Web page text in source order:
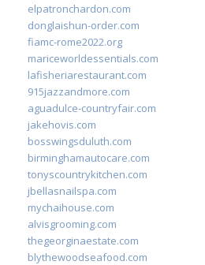
elpatronchardon.com
donglaishun-order.com
fiamc-rome2022.org
mariceworldessentials.com
lafisheriarestaurant.com
915jazzandmore.com
aguadulce-countryfair.com
jakehovis.com
bosswingsduluth.com
birminghamautocare.com
tonyscountrykitchen.com
jbellasnailspa.com
mychaihouse.com
alvisgrooming.com
thegeorginaestate.com
blythewoodseafood.com